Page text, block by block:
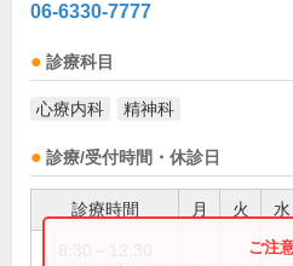
06-6330-7777
診療科目
心療内科 精神科
診療/受付時間・休診日
診療時間 月 火 水